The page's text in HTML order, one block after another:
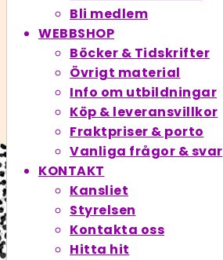
Bli medlem
WEBBSHOP
Böcker & Tidskrifter
Övrigt material
Info om utbildningar
Köp & leveransvillkor
Fraktpriser & porto
Vanliga frågor & svar
KONTAKT
Kansliet
Styrelsen
Kontakta oss
Hitta hit